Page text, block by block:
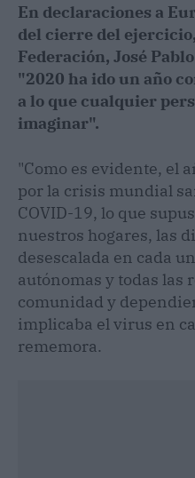
En declaraciones a
del cierre del
Federación, José
"2020 ha ido un año
a lo que cualquier
imaginar".
"Como es evidente, el
por la crisis mundial
COVID-19, lo que
nuestros hogares, las
desescalada en cada
autónomas y todas las
comunidad y
implicaba el virus en
rememora.